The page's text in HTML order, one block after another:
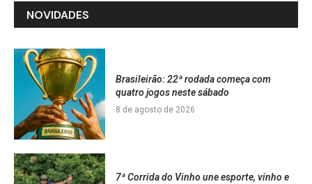
NOVIDADES
Brasileirão: 22ª rodada começa com
quatro jogos neste sábado
8 de agosto de 2026
7ª Corrida do Vinho une esporte, vinho e